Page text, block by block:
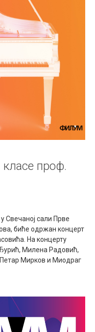
класе проф.
Свечаној сали Прве
биће одржан концерт
На концерту
Милена Радовић,
Мирков и Миодраг